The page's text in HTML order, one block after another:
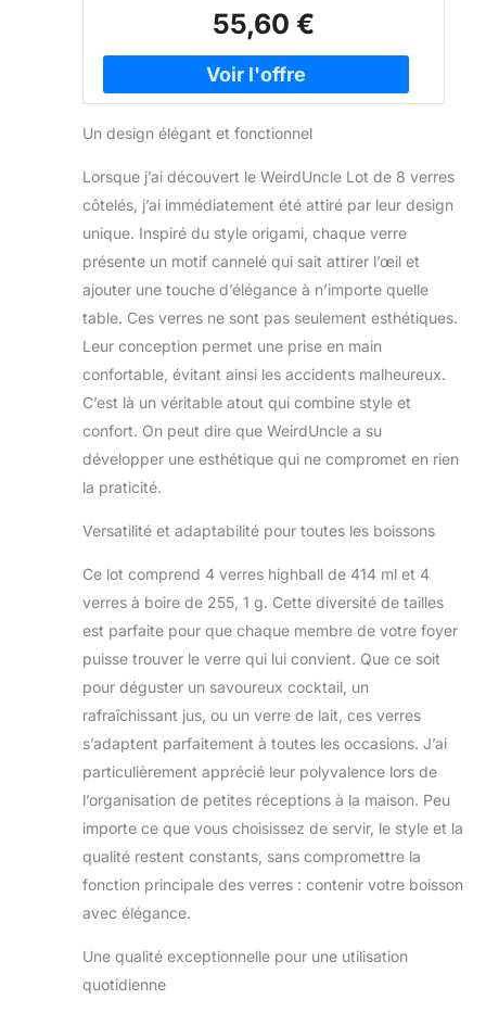
55,60 €
Un design élégant et fonctionnel
Lorsque j’ai découvert le WeirdUncle Lot de 8 verres
côtelés, j’ai immédiatement été attiré par leur design
unique. Inspiré du style origami, chaque verre
présente un motif cannelé qui sait attirer l’œil et
ajouter une touche d’élégance à n’importe quelle
table. Ces verres ne sont pas seulement esthétiques.
Leur conception permet une prise en main
confortable, évitant ainsi les accidents malheureux.
C’est là un véritable atout qui combine style et
confort. On peut dire que WeirdUncle a su
développer une esthétique qui ne compromet en rien
la praticité.
Versatilité et adaptabilité pour toutes les boissons
Ce lot comprend 4 verres highball de 414 ml et 4
verres à boire de 255, 1 g. Cette diversité de tailles
est parfaite pour que chaque membre de votre foyer
puisse trouver le verre qui lui convient. Que ce soit
pour déguster un savoureux cocktail, un
rafraîchissant jus, ou un verre de lait, ces verres
s’adaptent parfaitement à toutes les occasions. J’ai
particulièrement apprécié leur polyvalence lors de
l’organisation de petites réceptions à la maison. Peu
importe ce que vous choisissez de servir, le style et la
qualité restent constants, sans compromettre la
fonction principale des verres : contenir votre boisson
avec élégance.
Une qualité exceptionnelle pour une utilisation
quotidienne